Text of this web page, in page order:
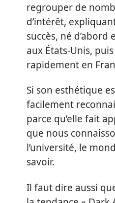
regrouper de
d’intérêt,
succès, né
aux États-Unis,
rapidement en
Si son esthétique
facilement
parce qu’elle fait
que nous
l’université, le
savoir.
Il faut dire aussi